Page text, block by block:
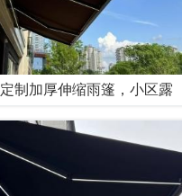
制加厚伸缩雨篷，小区露